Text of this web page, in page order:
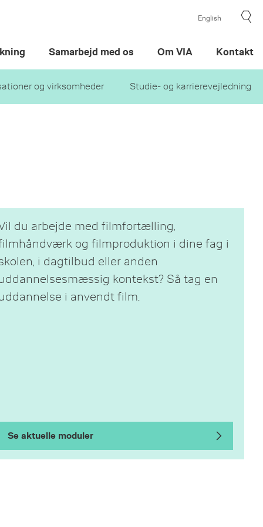
English
og virksomheder Studie- og karrierevejledning
Samarbejd med os Om VIA Kontakt
du arbejde med filmfortælling,
og filmproduktion i dine fag i
i dagtilbud eller anden
kontekst? Så tag en
i anvendt film.
Se aktuelle moduler